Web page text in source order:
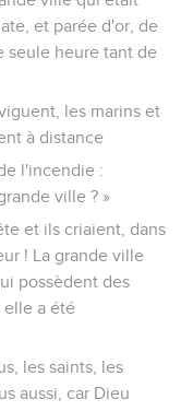
et parée d'or, de
seule heure tant de
les marins et
à distance
l'incendie :
ville ? »
et ils criaient, dans
! La grande ville
possèdent des
elle a été
les saints, les
aussi, car Dieu